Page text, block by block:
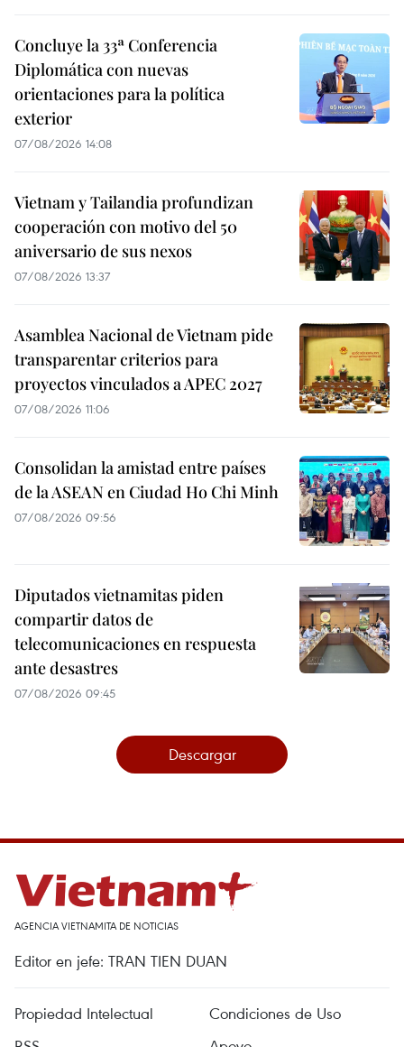
Concluye la 33ª Conferencia
Diplomática con nuevas
orientaciones para la política
exterior
07/08/2026 14:08
Vietnam y Tailandia profundizan
cooperación con motivo del 50
aniversario de sus nexos
07/08/2026 13:37
Asamblea Nacional de Vietnam pide
transparentar criterios para
proyectos vinculados a APEC 2027
07/08/2026 11:06
Consolidan la amistad entre países
de la ASEAN en Ciudad Ho Chi Minh
07/08/2026 09:56
Diputados vietnamitas piden
compartir datos de
telecomunicaciones en respuesta
ante desastres
07/08/2026 09:45
Descargar
AGENCIA VIETNAMITA DE NOTICIAS
Editor en jefe: TRAN TIEN DUAN
Propiedad Intelectual
Condiciones de Uso